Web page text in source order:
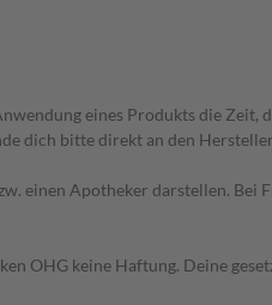
eines Produkts die Zeit,
dich bitte direkt an den
einen Apotheker darstellen. Bei
OHG keine Haftung. Deine